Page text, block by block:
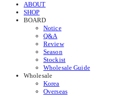
ABOUT
SHOP
BOARD
Notice
Q&A
Review
Season
Stockist
Wholesale Guide
Wholesale
Korea
Overseas